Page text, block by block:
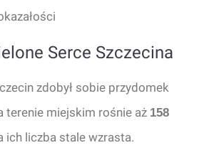
Serce Szczecina
zdobył sobie przydomek
terenie miejskim rośnie aż 158
ich liczba stale wzrasta.